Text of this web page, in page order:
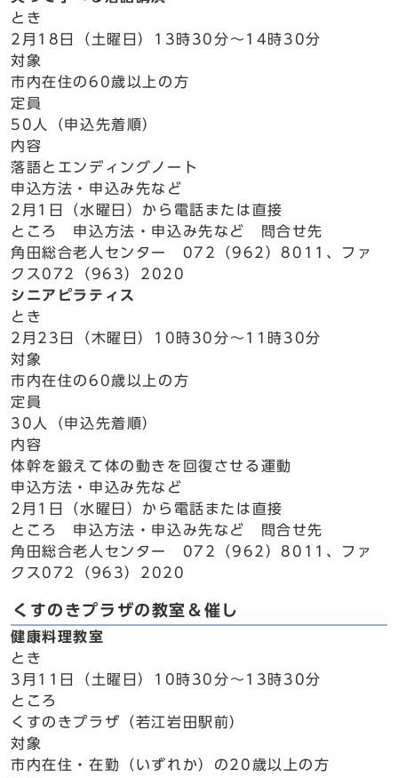
とき
2月18日（土曜日）13時30分～14時30分
対象
市内在住の60歳以上の方
定員
50人（申込先着順）
内容
落語とエンディングノート
申込方法・申込み先など
2月1日（水曜日）から電話または直接
ところ 申込方法・申込み先など 問合せ先
角田総合老人センター 072（962）8011、ファ
クス072（963）2020
シニアピラティス
とき
2月23日（木曜日）10時30分～11時30分
対象
市内在住の60歳以上の方
定員
30人（申込先着順）
内容
体幹を鍛えて体の動きを回復させる運動
申込方法・申込み先など
2月1日（水曜日）から電話または直接
ところ 申込方法・申込み先など 問合せ先
角田総合老人センター 072（962）8011、ファ
クス072（963）2020
くすのきプラザの教室＆催し
健康料理教室
とき
3月11日（土曜日）10時30分～13時30分
ところ
くすのきプラザ（若江岩田駅前）
対象
市内在住・在勤（いずれか）の20歳以上の方